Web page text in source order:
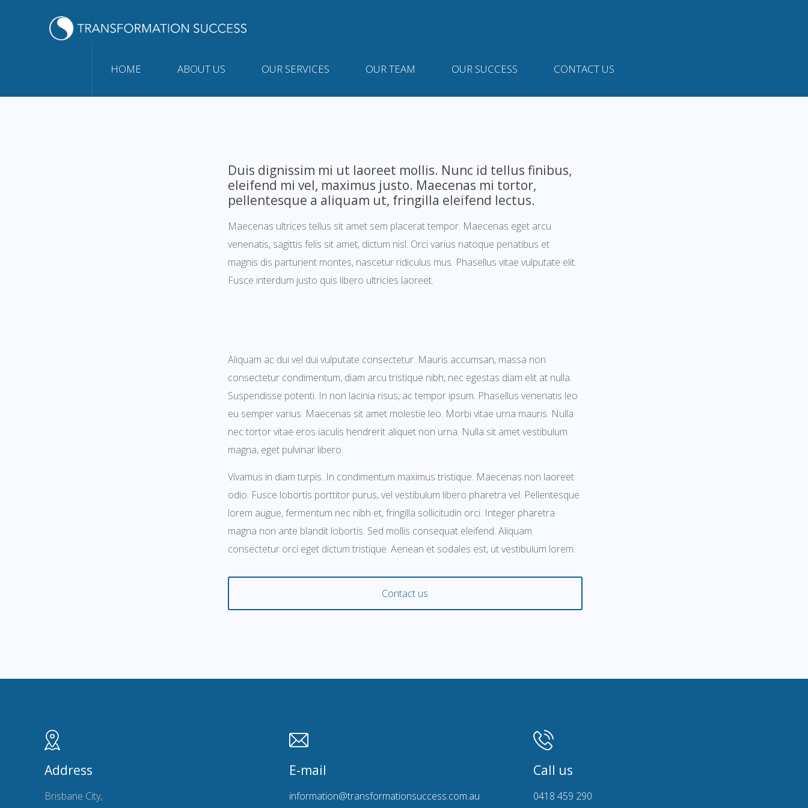
HOME ABOUT US OUR SERVICES OUR TEAM OUR SUCCESS CONTACT US
Duis dignissim mi ut laoreet mollis. Nunc id tellus finibus,
eleifend mi vel, maximus justo. Maecenas mi tortor,
pellentesque a aliquam ut, fringilla eleifend lectus.
Maecenas ultrices tellus sit amet sem placerat tempor. Maecenas eget arcu
venenatis, sagittis felis sit amet, dictum nisl. Orci varius natoque penatibus et
magnis dis parturient montes, nascetur ridiculus mus. Phasellus vitae vulputate elit.
Fusce interdum justo quis libero ultricies laoreet.
Aliquam ac dui vel dui vulputate consectetur. Mauris accumsan, massa non
consectetur condimentum, diam arcu tristique nibh, nec egestas diam elit at nulla.
Suspendisse potenti. In non lacinia risus, ac tempor ipsum. Phasellus venenatis leo
eu semper varius. Maecenas sit amet molestie leo. Morbi vitae urna mauris. Nulla
nec tortor vitae eros iaculis hendrerit aliquet non urna. Nulla sit amet vestibulum
magna, eget pulvinar libero.
Vivamus in diam turpis. In condimentum maximus tristique. Maecenas non laoreet
odio. Fusce lobortis porttitor purus, vel vestibulum libero pharetra vel. Pellentesque
lorem augue, fermentum nec nibh et, fringilla sollicitudin orci. Integer pharetra
magna non ante blandit lobortis. Sed mollis consequat eleifend. Aliquam
consectetur orci eget dictum tristique. Aenean et sodales est, ut vestibulum lorem.
Contact us
Address
Brisbane City,
E-mail
information@transformationsuccess.com.au
Call us
0418 459 290